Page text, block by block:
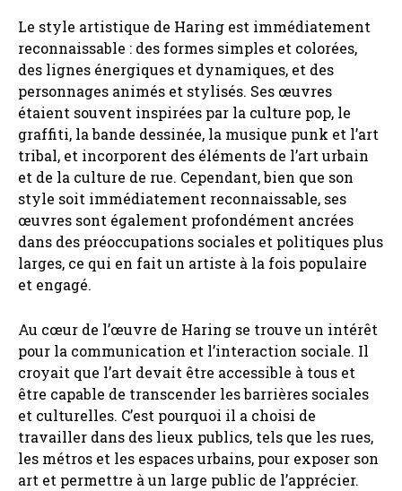
Le style artistique de Haring est immédiatement
reconnaissable : des formes simples et colorées,
des lignes énergiques et dynamiques, et des
personnages animés et stylisés. Ses œuvres
étaient souvent inspirées par la culture pop, le
graffiti, la bande dessinée, la musique punk et l’art
tribal, et incorporent des éléments de l’art urbain
et de la culture de rue. Cependant, bien que son
style soit immédiatement reconnaissable, ses
œuvres sont également profondément ancrées
dans des préoccupations sociales et politiques plus
larges, ce qui en fait un artiste à la fois populaire
et engagé.
Au cœur de l’œuvre de Haring se trouve un intérêt
pour la communication et l’interaction sociale. Il
croyait que l’art devait être accessible à tous et
être capable de transcender les barrières sociales
et culturelles. C’est pourquoi il a choisi de
travailler dans des lieux publics, tels que les rues,
les métros et les espaces urbains, pour exposer son
art et permettre à un large public de l’apprécier.